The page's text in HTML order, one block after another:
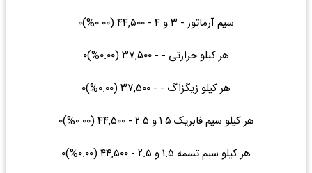
سیم آرماتور - ۳ و ۴ - ۴۴,۵۰۰ (۰.۰۰%)۰
هر کیلو حرارتی - - ۳۷,۵۰۰ (۰.۰۰%)۰
هر کیلو زیگزاگ - - ۳۷,۵۰۰ (۰.۰۰%)۰
هر کیلو سیم فابریک ۱.۵ و ۲.۵ - ۴۴,۵۰۰ (۰.۰۰%)۰
هر کیلو سیم تسمه ۱.۵ و ۲.۵ - ۴۴,۵۰۰ (۰.۰۰%)۰